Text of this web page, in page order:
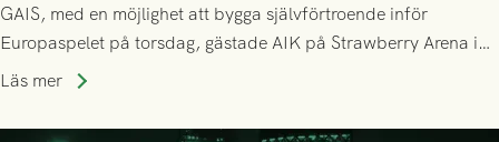
GAIS, med en möjlighet att bygga självförtroende inför
Europaspelet på torsdag, gästade AIK på Strawberry Arena i
Stockholm . Men trots konstant hotande i första halvlek av
lyckades få in 2-0.
Läs mer